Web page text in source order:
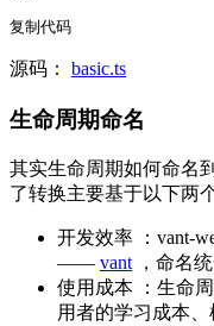
复制代码
源码： basic.ts
生命周期命名
其实生命周期如何命名
了转换主要基于以下两
开发效率 ：vant-
—— vant ，命名
使用成本 ：生命
用者的学习成本